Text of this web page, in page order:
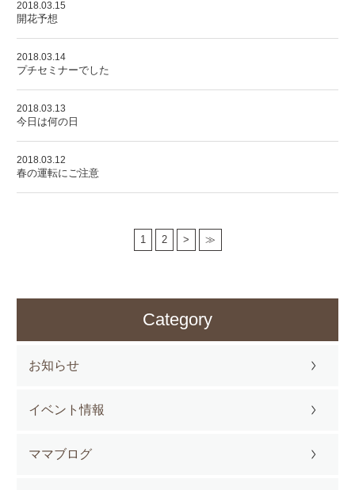
2018.03.15
開花予想
2018.03.14
プチセミナーでした
2018.03.13
今日は何の日
2018.03.12
春の運転にご注意
1 2 > ≫
Category
お知らせ
イベント情報
ママブログ